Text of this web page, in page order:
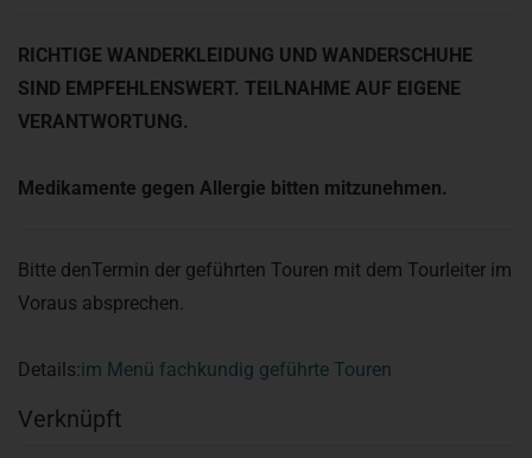
RICHTIGE WANDERKLEIDUNG UND WANDERSCHUHE
SIND EMPFEHLENSWERT. TEILNAHME AUF EIGENE
VERANTWORTUNG.
Medikamente gegen Allergie bitten mitzunehmen.
Bitte denTermin der geführten Touren mit dem Tourleiter im
Voraus absprechen.
Details:im Menü fachkundig geführte Touren
Verknüpft